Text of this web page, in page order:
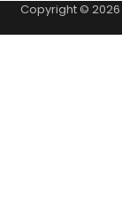
Copyright © 2026